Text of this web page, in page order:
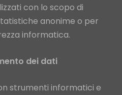
con lo scopo di
anonime o per
informatica.
dei dati
strumenti informatici e